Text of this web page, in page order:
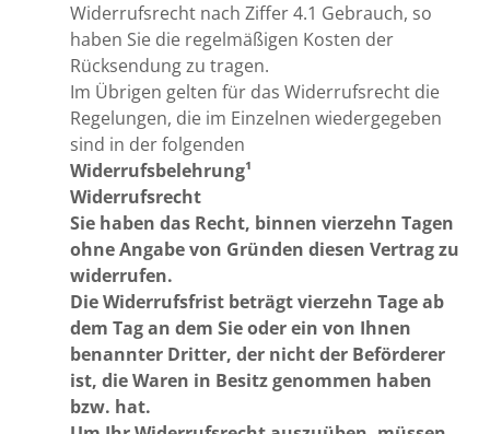
Widerrufsrecht nach Ziffer 4.1 Gebrauch, so
haben Sie die regelmäßigen Kosten der
Rücksendung zu tragen.
Im Übrigen gelten für das Widerrufsrecht die
Regelungen, die im Einzelnen wiedergegeben
sind in der folgenden
Widerrufsbelehrung¹
Widerrufsrecht
Sie haben das Recht, binnen vierzehn Tagen
ohne Angabe von Gründen diesen Vertrag zu
widerrufen.
Die Widerrufsfrist beträgt vierzehn Tage ab
dem Tag an dem Sie oder ein von Ihnen
benannter Dritter, der nicht der Beförderer
ist, die Waren in Besitz genommen haben
bzw. hat.